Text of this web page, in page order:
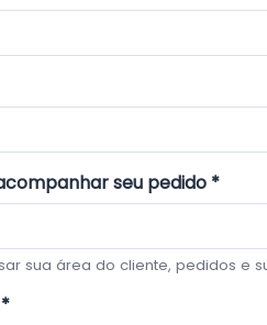
seu pedido *
sua área do cliente, pedidos e